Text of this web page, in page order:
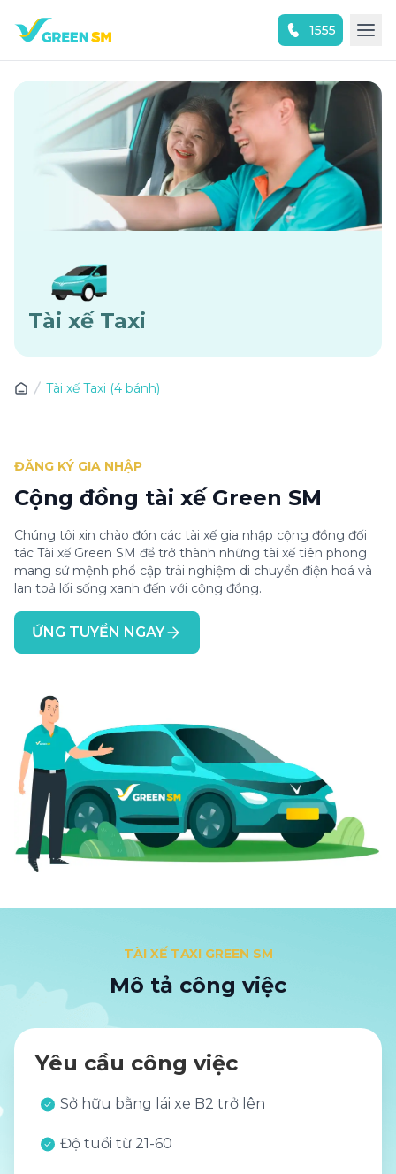
1555
Tài xế Taxi
Tài xế Taxi (4 bánh)
ĐĂNG KÝ GIA NHẬP
Cộng đồng tài xế Green SM
Chúng tôi xin chào đón các tài xế gia nhập cộng đồng đối
tác Tài xế Green SM để trở thành những tài xế tiên phong
mang sứ mệnh phổ cập trải nghiệm di chuyển điện hoá và
lan toả lối sống xanh đến với cộng đồng.
ỨNG TUYỂN NGAY
TÀI XẾ TAXI GREEN SM
Mô tả công việc
Yêu cầu công việc
Sở hữu bằng lái xe B2 trở lên
Độ tuổi từ 21-60